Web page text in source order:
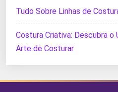
Tudo Sobre Linhas de
Costura Criativa: Descubra o
Arte de Costurar